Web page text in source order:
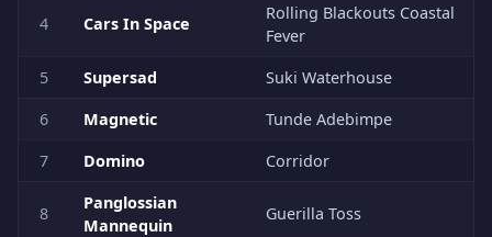
4 Cars In Space
Rolling Blackouts Coastal
Fever
5
Supersad
Suki Waterhouse
6
Magnetic
Tunde Adebimpe
7
Domino Corridor
8
Panglossian
Mannequin
Guerilla Toss